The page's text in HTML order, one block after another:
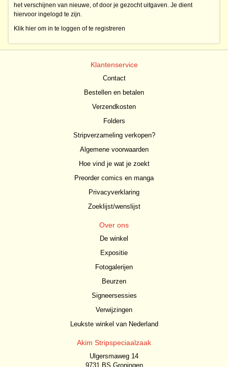
het verschijnen van nieuwe, of door je gezocht uitgaven. Je dient
hiervoor ingelogd te zijn.
Klik hier om in te loggen of te registreren
Klantenservice
Contact
Bestellen en betalen
Verzendkosten
Folders
Stripverzameling verkopen?
Algemene voorwaarden
Hoe vind je wat je zoekt
Preorder comics en manga
Privacyverklaring
Zoeklijst/wenslijst
Over ons
De winkel
Expositie
Fotogalerijen
Beurzen
Signeersessies
Verwijzingen
Leukste winkel van Nederland
Akim Stripspeciaalzaak
Ulgersmaweg 14
9731 BS Groningen